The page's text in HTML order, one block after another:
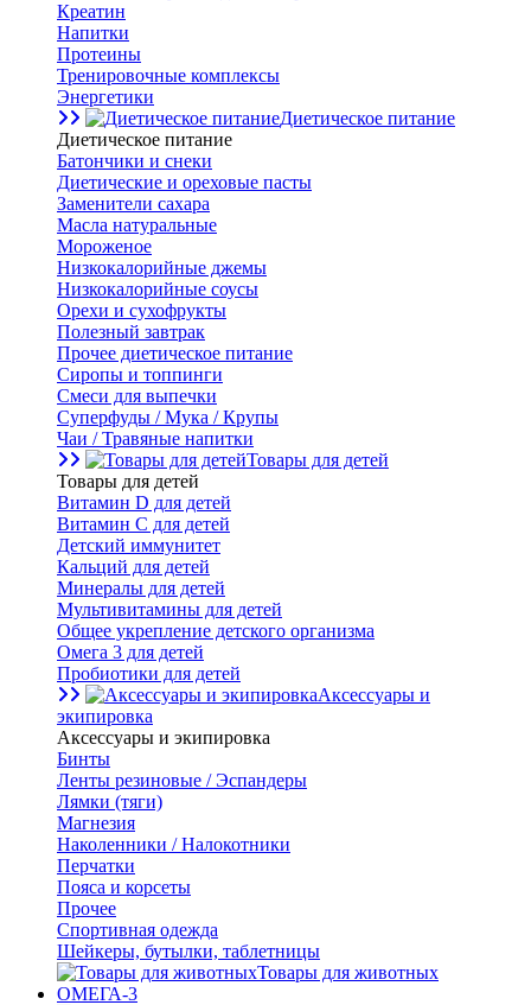
Креатин
Напитки
Протеины
Тренировочные комплексы
Энергетики
Диетическое питание
Диетическое питание
Батончики и снеки
Диетические и ореховые пасты
Заменители сахара
Масла натуральные
Мороженое
Низкокалорийные джемы
Низкокалорийные соусы
Орехи и сухофрукты
Полезный завтрак
Прочее диетическое питание
Сиропы и топпинги
Смеси для выпечки
Суперфуды / Мука / Крупы
Чаи / Травяные напитки
Товары для детей
Товары для детей
Витамин D для детей
Витамин С для детей
Детский иммунитет
Кальций для детей
Минералы для детей
Мультивитамины для детей
Общее укрепление детского организма
Омега 3 для детей
Пробиотики для детей
Аксессуары и
экипировка
Аксессуары и экипировка
Бинты
Ленты резиновые / Эспандеры
Лямки (тяги)
Магнезия
Наколенники / Налокотники
Перчатки
Пояса и корсеты
Прочее
Спортивная одежда
Шейкеры, бутылки, таблетницы
Товары для животных
ОМЕГА-3